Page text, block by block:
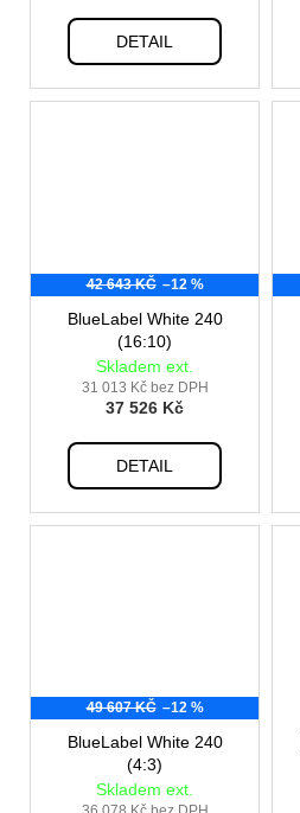
DETAIL
42 643 KČ –12 %
BlueLabel White 240
(16:10)
Skladem ext.
31 013 Kč bez DPH
37 526 Kč
DETAIL
49 607 KČ –12 %
BlueLabel White 240
(4:3)
Skladem ext.